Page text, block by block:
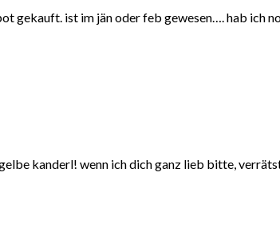
gekauft. ist im jän oder feb gewesen…. hab ich
kanderl! wenn ich dich ganz lieb bitte,